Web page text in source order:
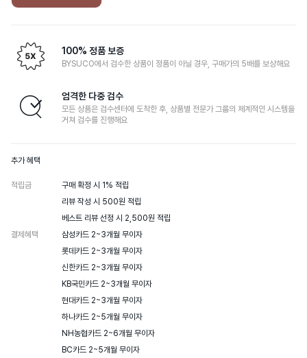
100% 정품 보증
BYSUCO에서 검수한 상품이 정품이 아닐 경우, 구매가의 5배를 보상해요
엄격한 다중 검수
모든 상품은 검수센터에 도착한 후, 상품별 전문가 그룹의 체계적인 시스템을
거쳐 검수를 진행해요
추가 혜택
적립금
구매 확정 시 1% 적립
리뷰 작성 시 500원 적립
베스트 리뷰 선정 시 2,500원 적립
결제혜택
삼성카드 2~3개월 무이자
롯데카드 2~3개월 무이자
신한카드 2~3개월 무이자
KB국민카드 2~3개월 무이자
현대카드 2~3개월 무이자
하나카드 2~5개월 무이자
NH농협카드 2~6개월 무이자
BC카드 2~5개월 무이자